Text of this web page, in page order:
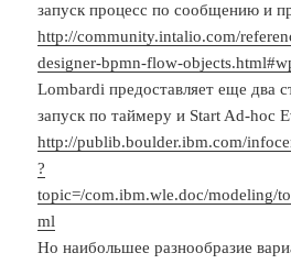
запуск процесс по сообщению и
http://community.intalio.com/
designer-bpmn-flow-
Lombardi предоставляет еще два
запуск по таймеру и Start Ad-hoc
http://publib.boulder.ibm.com/
?
topic=/com.ibm.wle.doc/modeling/
ml
Но наибольшее разнообразие